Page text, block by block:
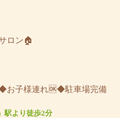
ロン🏠
子様連れ🆗◆駐車場完備
駅より徒歩2分